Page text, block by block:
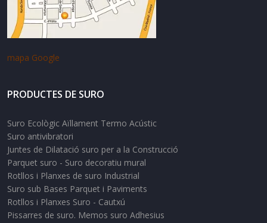
mapa Google
PRODUCTES DE SURO
Suro Ecològic Aïllament Termo Acústic
Suro antivibratori
Juntes de Dilatació suro per a la Construcció
Parquet suro - Suro decoratiu mural
Rotllos i Planxes de suro Industrial
Suro sub Bases Parquet i Paviments
Rotllos i Planxes Suro - Cautxú
Pissarres de suro. Memos suro Adhesius